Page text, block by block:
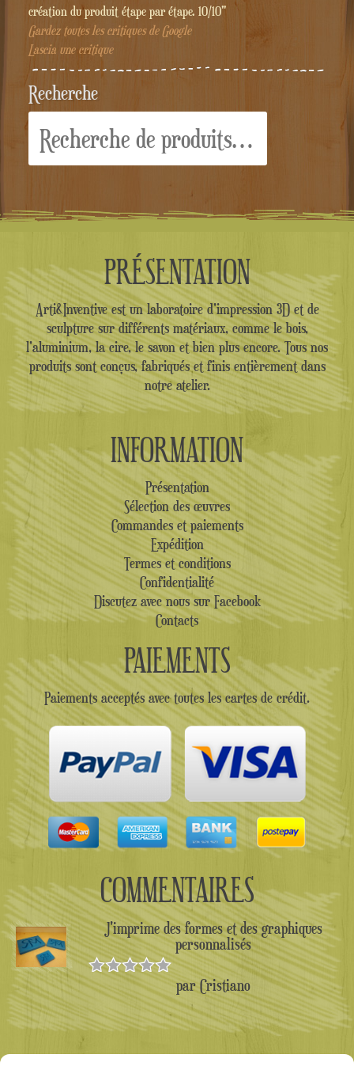
création du produit étape par étape. 10/10"
Gardez toutes les critiques de Google
Lascia une critique
Recherche
Recherche
pour :
PRÉSENTATION
Arti&Inventive est un laboratoire d'impression 3D et de
sculpture sur différents matériaux, comme le bois,
l'aluminium, la cire, le savon et bien plus encore. Tous nos
produits sont conçus, fabriqués et finis entièrement dans
notre atelier.
INFORMATION
Présentation
Sélection des œuvres
Commandes et paiements
Expédition
Termes et conditions
Confidentialité
Discutez avec nous sur Facebook
Contacts
PAIEMENTS
Paiements acceptés avec toutes les cartes de crédit.
COMMENTAIRES
J'imprime des formes et des graphiques
personnalisés
Note 5sur
5
par Cristiano